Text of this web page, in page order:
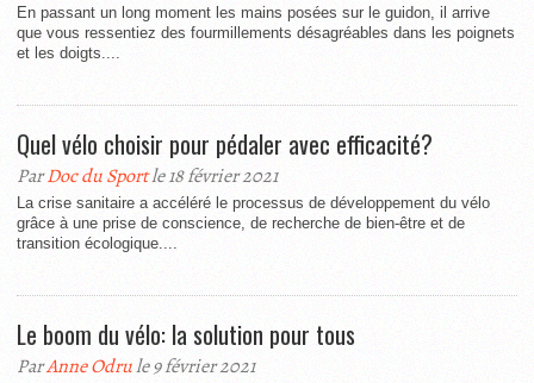
En passant un long moment les mains posées sur le guidon, il arrive
que vous ressentiez des fourmillements désagréables dans les poignets
et les doigts....
Quel vélo choisir pour pédaler avec efficacité?
ParDoc du Sportle 18 février 2021
La crise sanitaire a accéléré le processus de développement du vélo
grâce à une prise de conscience, de recherche de bien-être et de
transition écologique....
Le boom du vélo: la solution pour tous
ParAnne Odrule 9 février 2021